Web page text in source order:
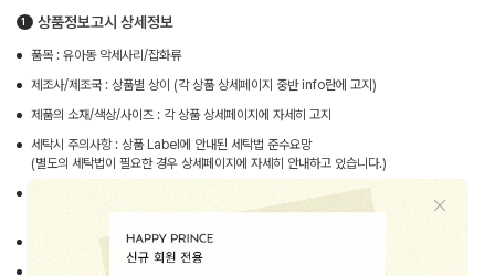
상품정보고시 상세정보
품목 : 유아동 악세사리/잡화류
제조사/제조국 : 상품별 상이 (각 상품 상세페이지 중반 info란에 고지)
제품의 소재/색상/사이즈 : 각 상품 상세페이지에 자세히 고지
세탁시 주의사항 : 상품 Label에 안내된 세탁법 준수요망
(별도의 세탁법이 필요한 경우 상세페이지에 자세히 안내하고 있습니다.)
(주말 · 공휴일 및 배송지연 상품의 경우 예외로 둠)
품질보증기간 :
제품수령 후 7일 이내 교환/반품 가능